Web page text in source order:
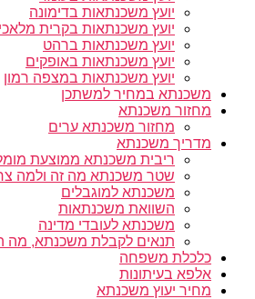
יועץ משכנתאות בדימונה
יועץ משכנתאות בקרית מלאכי
יועץ משכנתאות ברהט
יועץ משכנתאות באופקים
יועץ משכנתאות במצפה רמון
משכנתא במחיר למשתכן
מחזור משכנתא
מחזור משכנתא ערים
מדריך משכנתא
ריבית משכנתא ממוצעת
שטר משכנתא מה זה ולמה
משכנתא למוגבלים
השוואת משכנתאות
משכנתא לעובדי מדינה
תנאים לקבלת משכנתא, מה
כלכלת משפחה
אלפא בעיתונות
מחיר יעוץ משכנתא